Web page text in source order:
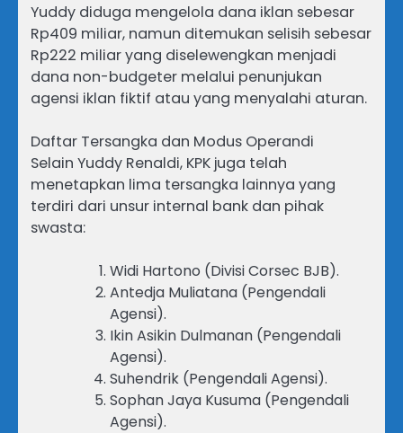
Yuddy diduga mengelola dana iklan sebesar
Rp409 miliar, namun ditemukan selisih sebesar
Rp222 miliar yang diselewengkan menjadi
dana non-budgeter melalui penunjukan
agensi iklan fiktif atau yang menyalahi aturan.
Daftar Tersangka dan Modus Operandi
Selain Yuddy Renaldi, KPK juga telah
menetapkan lima tersangka lainnya yang
terdiri dari unsur internal bank dan pihak
swasta:
Widi Hartono (Divisi Corsec BJB).
Antedja Muliatana (Pengendali
Agensi).
Ikin Asikin Dulmanan (Pengendali
Agensi).
Suhendrik (Pengendali Agensi).
Sophan Jaya Kusuma (Pengendali
Agensi).